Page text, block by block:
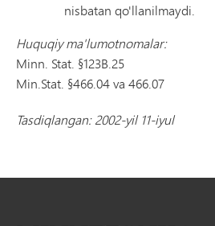
nisbatan qo'llanilmaydi.
Huquqiy ma'lumotnomalar:
Minn. Stat. §123B.25
Min.Stat. §466.04 va 466.07
Tasdiqlangan: 2002-yil 11-iyul